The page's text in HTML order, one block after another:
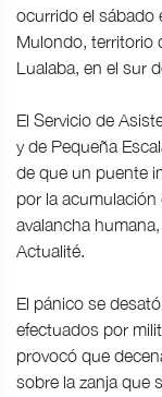
ocurrido el sábado
Mulondo, territorio
Lualaba, en el sur
El Servicio de
y de Pequeña
de que un puente
por la
avalancha
Actualité.
El pánico se
efectuados por
provocó que
sobre la zanja que